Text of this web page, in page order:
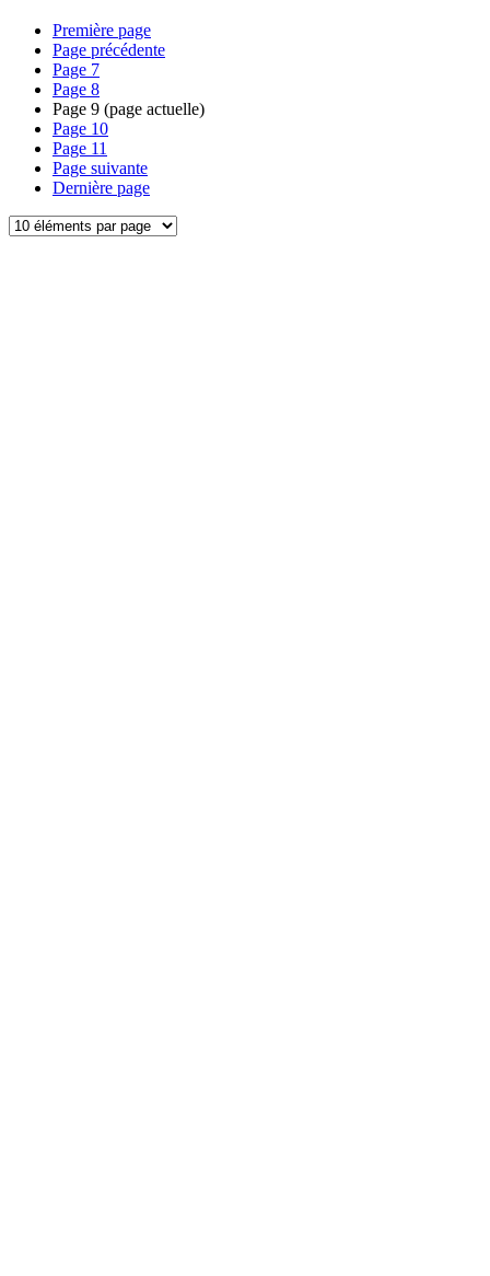
Première page
Page précédente
Page 7
Page 8
Page 9 (page actuelle)
Page 10
Page 11
Page suivante
Dernière page